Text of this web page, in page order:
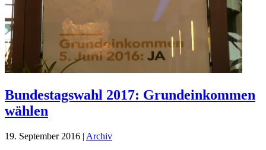
Bundestagswahl 2017: Grundeinkommen
wählen
19. September 2016 | Archiv